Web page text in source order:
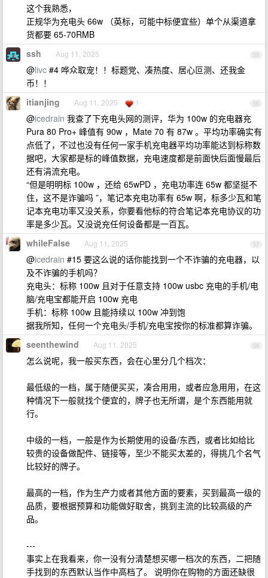
这个我熟悉，
正规华为充电头 66w （英标，可能中标便宜些）单个从渠道拿
货都要 65-70RMB
55
ssh Aug 11, 2025
@livc #4 哗众取宠！！标题党、凑热度、居心叵测、还我金
币！！
56
itianjing Aug 11, 2025 1
@icedrain 我查了下充电头网的测评，华为 100w 的充电器充
Pura 80 Pro+ 峰值有 90w ，Mate 70 有 87w 。平均功率确实有
点低了，不过也没有任何一家手机充电器平均功率能达到标称数
据吧，大家都是标的峰值数据，充电速度都是前面快后面慢最后
还有涓流充电。
“但是明明标 100w ，还给 65wPD ，充电功率连 65w 都坚挺不
住，这不是诈骗吗 ”，笔记本充电功率有 65w 啊，标多少瓦和笔
记本充电功率又没关系，你要看他标的符合笔记本充电协议的功
率是多少瓦。又没说充任何设备都是一百瓦。
57
whileFalse Aug 11, 2025
@icedrain #15 要这么说的话你能找到一个不诈骗的充电器，以
及不诈骗的手机吗？
充电头：标称 100w 且对于任意支持 100w usbc 充电的手机/电
脑/充电宝都能开启 100w 充电
手机：标称 100w 且能持续以 100w 冲到饱
据我所知，任何一个充电头/手机/充电宝按你的标准都算诈骗。
58
seenthewind Aug 11, 2025
怎么说呢，我一般买东西，会在心里分几个档次：
最低级的一档，属于随便买买，凑合用用，或者应急用用，在这
种情况下一般就找个便宜的，牌子也无所谓，是个东西能用就
行。
中级的一档，一般是作为长期使用的设备/东西，或者比如给比
较贵的设备做配件、链接等，至少不能买太差的，得挑几个名气
比较好的牌子。
最高的一档，作为生产力或者其他方面的要素，买到最高一级的
品质，要根据预算和功能做好取舍，挑到主流的比较高级的产
品。
---
事实上在我看来，你一没有分清楚想买哪一档次的东西，二把随
手找到的东西默认当作中高档了。 说明你在购物的方面还缺很